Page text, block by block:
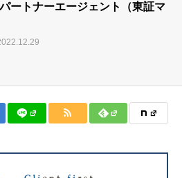
ートナーエージェント（東証マ